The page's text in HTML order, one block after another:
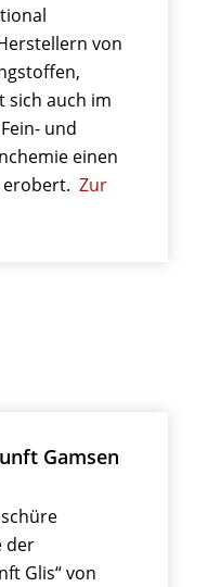
von
sich auch im
und
einen
erobert. Zur
Gamsen
der
Glis“ von